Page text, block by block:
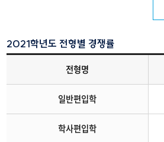
2021학년도 전형별 경쟁률
경쟁률
전형명
일반편입학
학사편입학